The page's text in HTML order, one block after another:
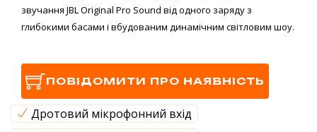
звучання JBL Original Pro Sound від одного заряду з
глибокими басами і вбудованим динамічним світловим шоу.
ПОВІДОМИТИ ПРО НАЯВНІСТЬ
Дротовий мікрофонний вхід